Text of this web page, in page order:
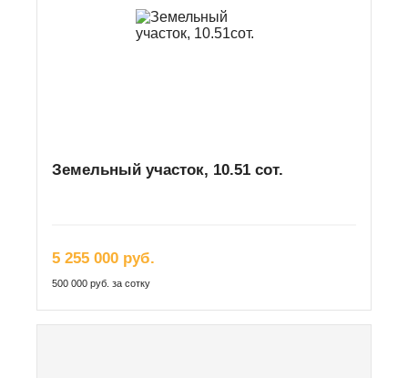
Земельный участок, 10.51 сот.
5 255 000 руб.
500 000 руб. за сотку